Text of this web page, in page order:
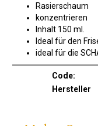
Rasierschaum
konzentrieren
Inhalt 150 ml.
Ideal für den
ideal für die
Code:
Hersteller